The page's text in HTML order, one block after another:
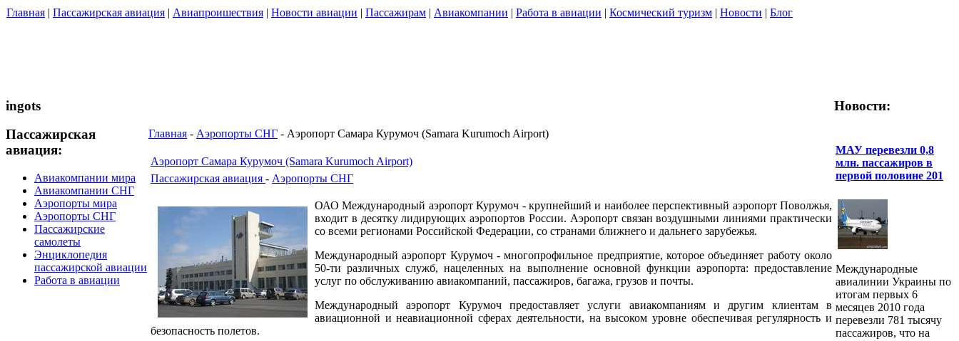
Главная | Пассажирская авиация | Авиапроишествия | Новости авиации | Пассажирам | Авиакомпании | Работа в авиации | Космический туризм | Новости | Блог
ingots
Пассажирская
авиация:
Авиакомпании мира
Авиакомпании СНГ
Аэропорты мира
Аэропорты СНГ
Пассажирские
самолеты
Энциклопедия
пассажирской авиации
Работа в авиации
Главная - Аэропорты СНГ - Аэропорт Самара Курумоч (Samara Kurumoch Airport)
Аэропорт Самара Курумоч (Samara Kurumoch Airport)
Пассажирская авиация - Аэропорты СНГ
ОАО Международный аэропорт Курумоч - крупнейший и наиболее перспективный аэропорт Поволжья,
входит в десятку лидирующих аэропортов России. Аэропорт связан воздушными линиями практически
со всеми регионами Российской Федерации, со странами ближнего и дальнего зарубежья.
Международный аэропорт Курумоч - многопрофильное предприятие, которое объединяет работу около
50-ти различных служб, нацеленных на выполнение основной функции аэропорта: предоставление
услуг по обслуживанию авиакомпаний, пассажиров, багажа, грузов и почты.
Международный аэропорт Курумоч предоставляет услуги авиакомпаниям и другим клиентам в
авиационной и неавиационной сферах деятельности, на высоком уровне обеспечивая регулярность и
безопасность полетов.
Новости:
МАУ перевезли 0,8
млн. пассажиров в
первой половине 201
Международные
авиалинии Украины по
итогам первых 6
месяцев 2010 года
перевезли 781 тысячу
пассажиров, что на